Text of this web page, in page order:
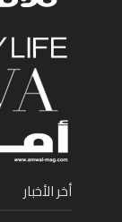
أخر الأخبار